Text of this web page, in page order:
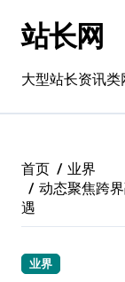
站长网
大型站长资讯类
首页
业界
动态聚焦跨
遇
业界